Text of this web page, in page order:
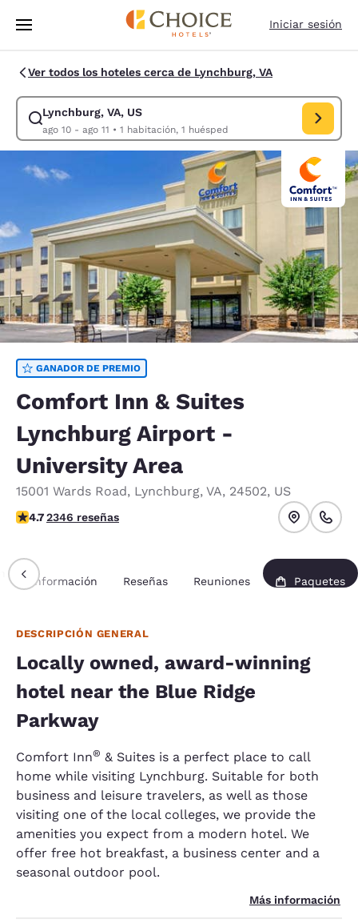
Pasar A Contenido Principal
Iniciar sesión
Ver todos los hoteles cerca de Lynchburg, VA
Lynchburg, VA, US
ago 10 - ago 11 • 1 habitación, 1 huésped
Modificar la búsqueda de Lynchburg, VA, US. Fecha de check-in ago
GANADOR DE PREMIO
Comfort Inn & Suites
Lynchburg Airport -
University Area
15001 Wards Road, Lynchburg, VA, 24502, US
calificación de 4.72 estrellas. Excepcional.
4.72346 reseñas
Información Reseñas Reuniones Paquetes
DESCRIPCIÓN GENERAL
Locally owned, award-winning
hotel near the Blue Ridge
Parkway
Comfort Inn® & Suites is a perfect place to call
home while visiting Lynchburg. Suitable for both
business and leisure travelers, as well as those
visiting one of the local colleges, we provide the
amenities you expect from a modern hotel. We
offer free hot breakfast, a business center and a
seasonal outdoor pool.
Más información